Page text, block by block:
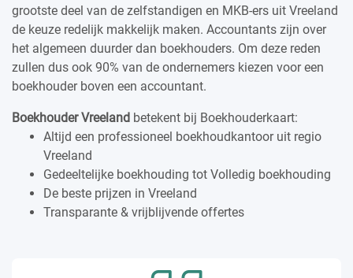
grootste deel van de zelfstandigen en MKB-ers uit Vreeland
de keuze redelijk makkelijk maken. Accountants zijn over
het algemeen duurder dan boekhouders. Om deze reden
zullen dus ook 90% van de ondernemers kiezen voor een
boekhouder boven een accountant.
Boekhouder Vreeland betekent bij Boekhouderkaart:
Altijd een professioneel boekhoudkantoor uit regio
Vreeland
Gedeeltelijke boekhouding tot Volledig boekhouding
De beste prijzen in Vreeland
Transparante & vrijblijvende offertes